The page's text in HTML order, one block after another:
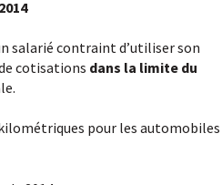
salarié contraint d’utiliser son
cotisations dans la limite du
pour les automobiles